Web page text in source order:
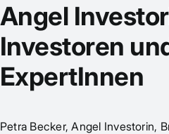
Angel
Investoren
ExpertInnen
Petra Becker, Angel Investorin,